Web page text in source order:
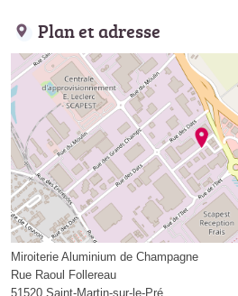
Plan et adresse
Miroiterie Aluminium de Champagne
Rue Raoul Follereau
51520 Saint-Martin-sur-le-Pré